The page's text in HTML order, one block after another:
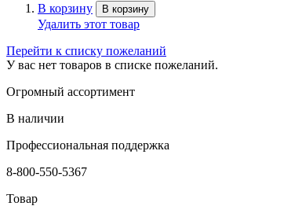
В корзину В корзину
Удалить этот товар
Перейти к списку пожеланий
У вас нет товаров в списке пожеланий.
Огромный ассортимент
В наличии
Профессиональная поддержка
8-800-550-5367
Товар